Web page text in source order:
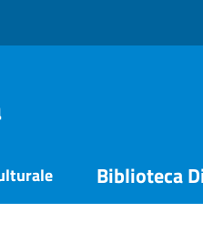
Biblioteca